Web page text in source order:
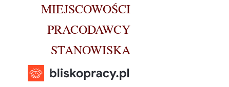
MIEJSCOWOŚCI
PRACODAWCY
STANOWISKA